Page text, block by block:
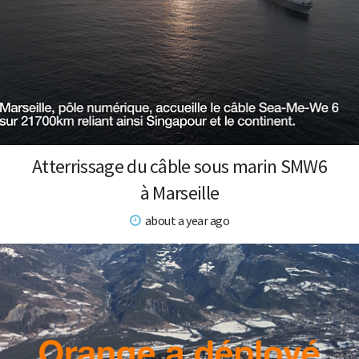
Atterrissage du câble sous marin SMW6
à Marseille
about a year ago